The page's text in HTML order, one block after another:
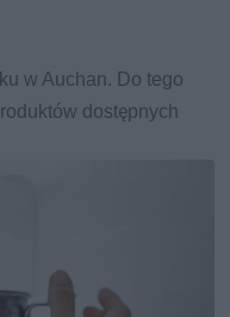
w Auchan. Do tego
dostępnych